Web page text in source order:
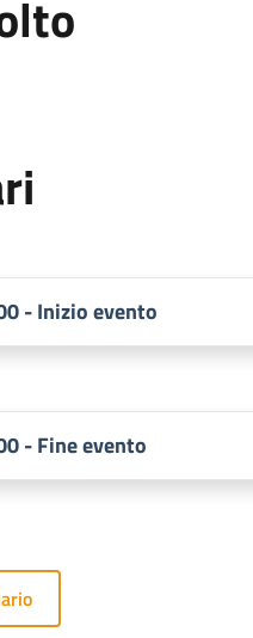
- Inizio evento
- Fine evento